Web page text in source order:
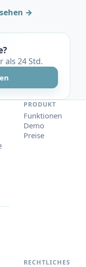
→
als 24 Std.
PRODUKT
Funktionen
Demo
Preise
RECHTLICHES